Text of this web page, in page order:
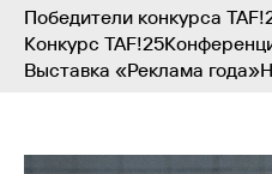
Победители конкурса
Конкурс TAF!25
Выставка «Реклама года»